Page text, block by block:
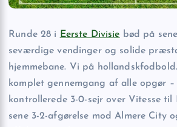
Runde 28 i Eerste Divisie bød på
seværdige vendinger og solide
hjemmebane. Vi på
komplet gennemgang af alle opgør –
kontrollerede 3-0-sejr over Vitesse til
sene 3-2-afgørelse mod Almere City